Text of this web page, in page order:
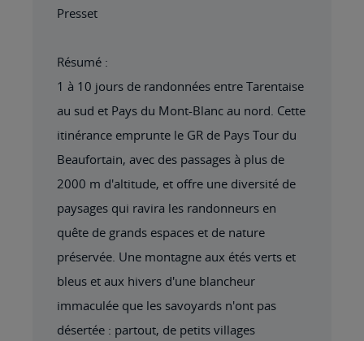
Presset
Résumé :
1 à 10 jours de randonnées entre Tarentaise
au sud et Pays du Mont-Blanc au nord. Cette
itinérance emprunte le GR de Pays Tour du
Beaufortain, avec des passages à plus de
2000 m d'altitude, et offre une diversité de
paysages qui ravira les randonneurs en
quête de grands espaces et de nature
préservée. Une montagne aux étés verts et
bleus et aux hivers d'une blancheur
immaculée que les savoyards n'ont pas
désertée : partout, de petits villages